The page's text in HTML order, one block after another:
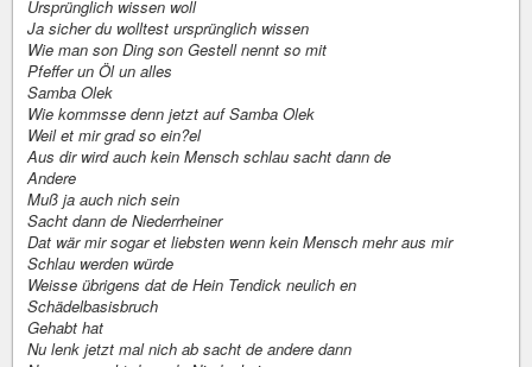
Ursprünglich wissen woll
Ja sicher du wolltest ursprünglich wissen
Wie man son Ding son Gestell nennt so mit
Pfeffer un Öl un alles
Samba Olek
Wie kommsse denn jetzt auf Samba Olek
Weil et mir grad so ein?el
Aus dir wird auch kein Mensch schlau sacht dann de
Andere
Muß ja auch nich sein
Sacht dann de Niederrheiner
Dat wär mir sogar et liebsten wenn kein Mensch mehr aus mir
Schlau werden würde
Weisse übrigens dat de Hein Tendick neulich en
Schädelbasisbruch
Gehabt hat
Nu lenk jetzt mal nich ab sacht de andere dann